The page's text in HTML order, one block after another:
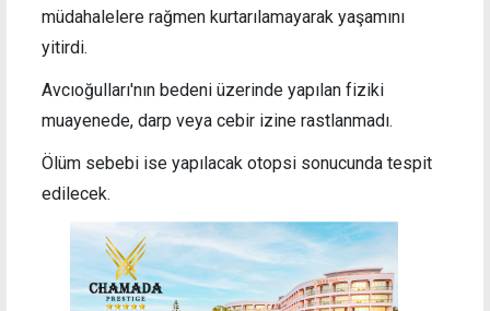
müdahalelere rağmen kurtarılamayarak yaşamını
yitirdi.
Avcıoğulları'nın bedeni üzerinde yapılan fiziki
muayenede, darp veya cebir izine rastlanmadı.
Ölüm sebebi ise yapılacak otopsi sonucunda tespit
edilecek.